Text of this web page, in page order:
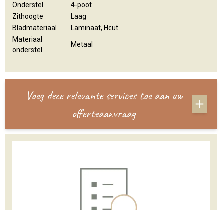
Onderstel
4-poot
Zithoogte
Laag
Bladmateriaal
Laminaat, Hout
Materiaal
onderstel
Metaal
Voeg deze relevante services toe aan uw
offerteaanvraag